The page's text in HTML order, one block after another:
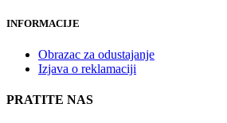
INFORMACIJE
Obrazac za odustajanje
Izjava o reklamaciji
PRATITE NAS